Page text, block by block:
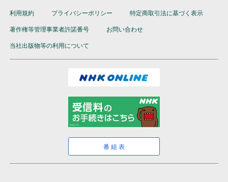
利用規約 プライバシーポリシー 特定商取引法に基づく表示
著作権等管理事業者許諾番号 お問い合わせ
当社出版物等の利用について
番組表